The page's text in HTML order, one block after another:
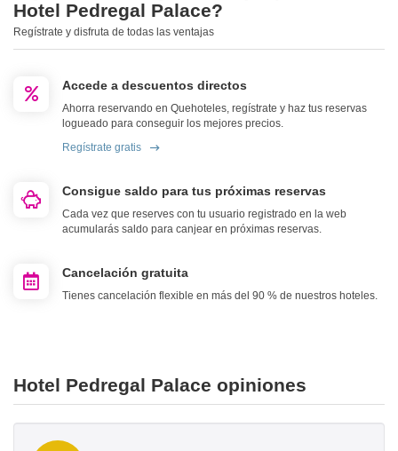
Hotel Pedregal Palace?
Regístrate y disfruta de todas las ventajas
Accede a descuentos directos
Ahorra reservando en Quehoteles, regístrate y haz tus reservas
logueado para conseguir los mejores precios.
Regístrate gratis
Consigue saldo para tus próximas reservas
Cada vez que reserves con tu usuario registrado en la web
acumularás saldo para canjear en próximas reservas.
Cancelación gratuita
Tienes cancelación flexible en más del 90 % de nuestros hoteles.
Hotel Pedregal Palace opiniones